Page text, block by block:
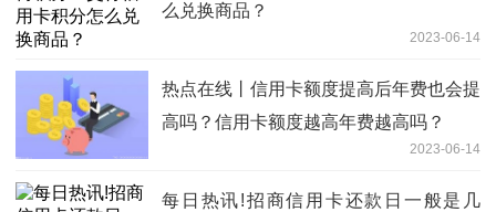
么兑换商品？
2023-06-14
热点在线丨信用卡额度提高后年费也会提
高吗？信用卡额度越高年费越高吗？
2023-06-14
每日热讯!招商信用卡还款日一般是几